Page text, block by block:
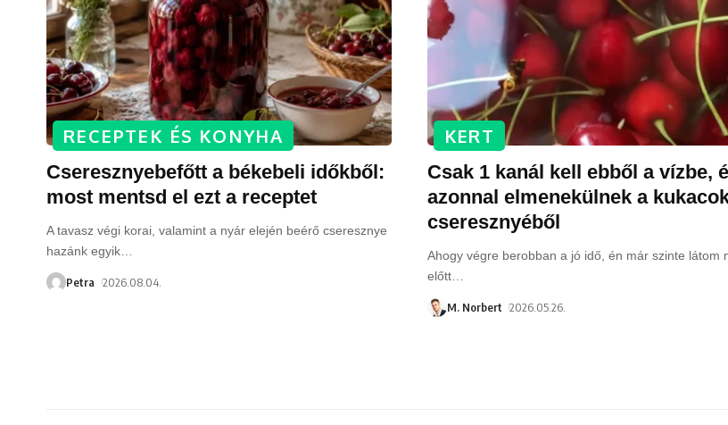
RECEPTEK ÉS KONYHA
Cseresznyebefőtt a békebeli időkből:
most mentsd el ezt a receptet
A tavasz végi korai, valamint a nyár elején beérő cseresznye
hazánk egyik
Petra 2026.08.04.
KERT
Csak 1 kanál kell ebből a vízbe,
azonnal elmenekülnek a
cseresznyéből
Ahogy végre berobban a jó idő, én már szinte látom
előtt…
M. Norbert 2026.05.26.